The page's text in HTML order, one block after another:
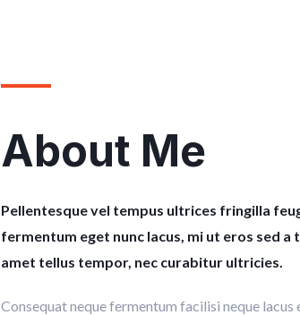
About Me
Pellentesque vel tempus ultrices fringilla
fermentum eget nunc lacus, mi ut eros sed a
amet tellus tempor, nec curabitur ultricies.
Consequat neque fermentum facilisi neque